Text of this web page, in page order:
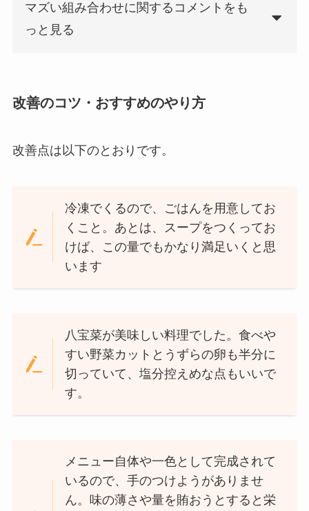
マズい組み合わせに関するコメントをも
っと見る
改善のコツ・おすすめのやり方
改善点は以下のとおりです。
冷凍でくるので、ごはんを用意してお
くこと。あとは、スープをつくってお
けば、この量でもかなり満足いくと思
います
八宝菜が美味しい料理でした。食べや
すい野菜カットとうずらの卵も半分に
切っていて、塩分控えめな点もいいで
す。
メニュー自体や一色として完成されて
いるので、手のつけようがありませ
ん。味の薄さや量を賄おうとすると栄